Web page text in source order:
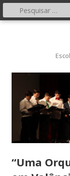
Menu
principal
“Uma